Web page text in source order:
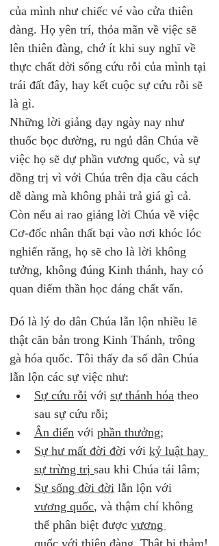
của mình như chiếc vé vào cửa thiên
đàng. Họ yên trí, thỏa mãn về việc sẽ
lên thiên đàng, chớ ít khi suy nghĩ về
thực chất đời sống cứu rỗi của mình tại
trái đất đây, hay kết cuộc sự cứu rỗi sẽ
là gì.
Những lời giảng dạy ngày nay như
thuốc bọc đường, ru ngủ dân Chúa về
việc họ sẽ dự phần vương quốc, và sự
đồng trị vì với Chúa trên địa cầu cách
dễ dàng mà không phải trả giá gì cả.
Còn nếu ai rao giảng lời Chúa về việc
Cơ-đốc nhân thất bại vào nơi khóc lóc
nghiến răng, họ sẽ cho là lời không
tưởng, không đúng Kinh thánh, hay có
quan điểm thần học đáng chất vấn.
Đó là lý do dân Chúa lẫn lộn nhiều lẽ
thật căn bản trong Kinh Thánh, trông
gà hóa quốc. Tôi thấy đa số dân Chúa
lẫn lộn các sự việc như:
Sự cứu rỗi với sự thánh hóa theo
sau sự cứu rỗi;
Ân điển với phần thưởng;
Sự hư mất đời đời với kỷ luật hay
sự trừng trị sau khi Chúa tái lâm;
Sự sống đời đời lẫn lộn với
vương quốc, và thậm chí không
thể phân biệt được vương
quốc với thiên đàng . Thật bi thảm!